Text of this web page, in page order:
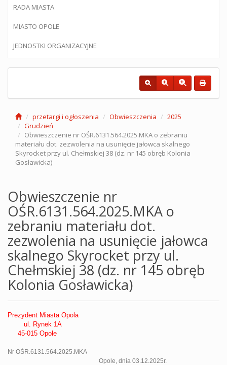
RADA MIASTA
MIASTO OPOLE
JEDNOSTKI ORGANIZACYJNE
przetargi i ogłoszenia Obwieszczenia
2025
Grudzień
Obwieszczenie nr OŚR.6131.564.2025.MKA o zebraniu
materiału dot. zezwolenia na usunięcie jałowca skalnego
Skyrocket przy ul. Chełmskiej 38 (dz. nr 145 obręb Kolonia
Gosławicka)
Obwieszczenie nr
OŚR.6131.564.2025.MKA o
zebraniu materiału dot.
zezwolenia na usunięcie jałowca
skalnego Skyrocket przy ul.
Chełmskiej 38 (dz. nr 145 obręb
Kolonia Gosławicka)
Prezydent Miasta Opola
ul. Rynek 1A
45-015 Opole
Nr OŚR.6131.564.2025.MKA
Opole, dnia 03.12.2025r.